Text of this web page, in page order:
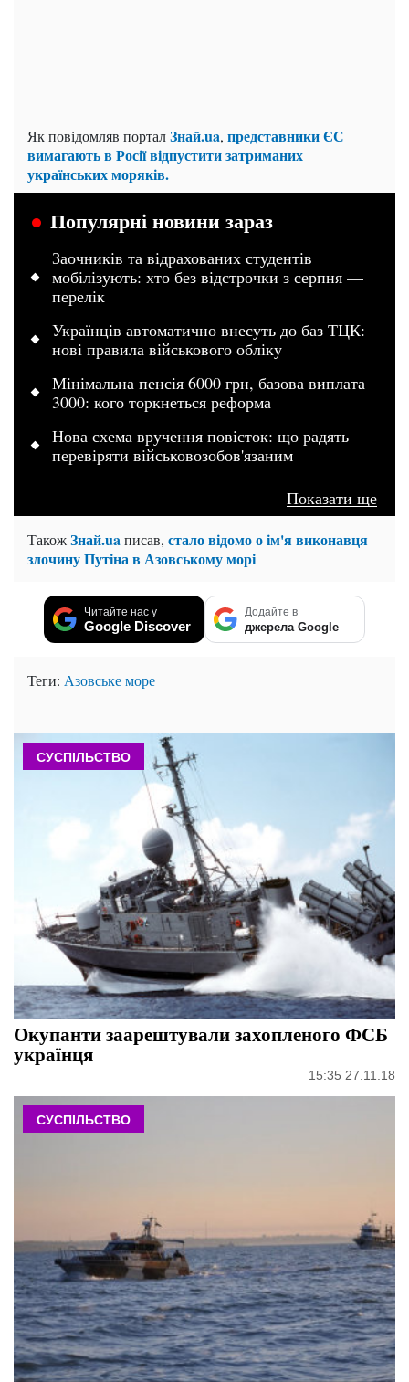
Як повідомляв порталЗнай.ua, представники ЄС
вимагають в Росії відпустити затриманих
українських моряків.
Популярні новини зараз
Заочників та відрахованих студентів
мобілізують: хто без відстрочки з серпня —
перелік
Українців автоматично внесуть до баз ТЦК:
нові правила військового обліку
Мінімальна пенсія 6000 грн, базова виплата
3000: кого торкнеться реформа
Нова схема вручення повісток: що радять
перевіряти військовозобов'язаним
Показати ще
ТакожЗнай.uaписав, стало відомо о ім'я виконавця
злочину Путіна в Азовському морі
Читайте нас у
Google Discover
Додайте в
джерела Google
Теги: Азовське море
СУСПІЛЬСТВО
Окупанти заарештували захопленого ФСБ
українця
15:35 27.11.18
СУСПІЛЬСТВО